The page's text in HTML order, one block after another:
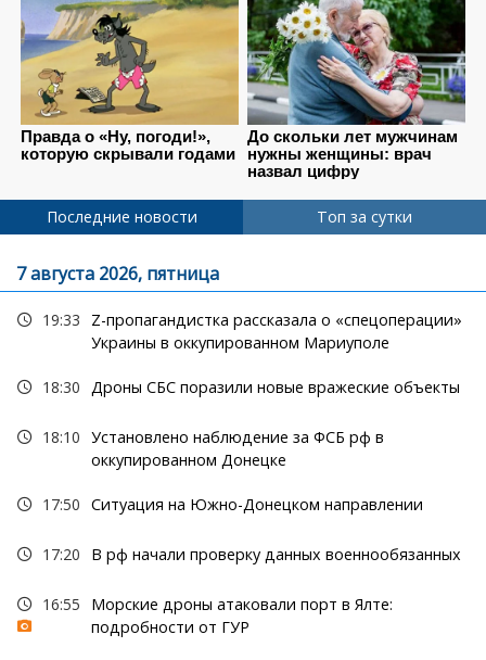
Последние новости Топ за сутки
7 августа 2026, пятница
19:33
Z-пропагандистка рассказала о «спецоперации»
Украины в оккупированном Мариуполе
18:30 Дроны СБС поразили новые вражеские объекты
18:10 Установлено наблюдение за ФСБ рф в
оккупированном Донецке
17:50 Ситуация на Южно-Донецком направлении
17:20 В рф начали проверку данных военнообязанных
16:55
Морские дроны атаковали порт в Ялте:
подробности от ГУР